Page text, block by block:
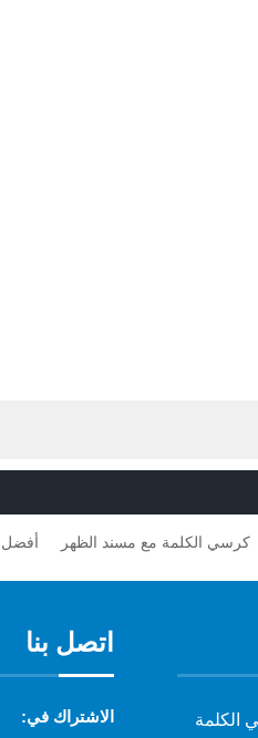
كرسي الكلمة مع مسند الظهر أفضل
الكلمة
اتصل بنا
الاشتراك في: